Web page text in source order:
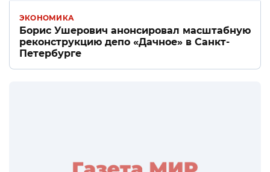
ЭКОНОМИКА
Борис Ушерович анонсировал масштабную
реконструкцию депо «Дачное» в Санкт-
Петербурге